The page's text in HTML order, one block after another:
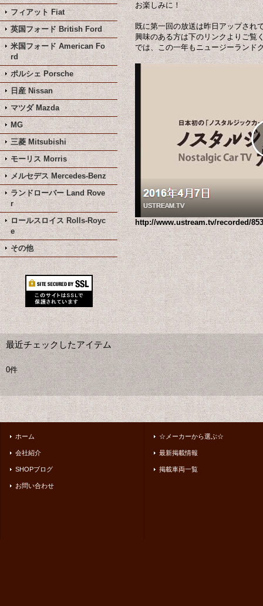
フィアット Fiat
英国フォード British Ford
米国フォード American Fo
rd
ポルシェ Porsche
日産 Nissan
マツダ Mazda
MG
三菱 Mitsubishi
モーリス Morris
メルセデス Mercedes-Benz
ランドローバー Land Rove
r
ロールスロイス Rolls-Royc
e
その他
お楽しみに！
既に第一回の放送は昨日アップされ
興味のある方は下のリンクよりご覧
では、この一年もニュージーランド
http://www.ustream.tv/recorded/
最近チェックしたアイテム
0件
ホーム
会社紹介
SHOPブログ
お問い合わせ
☆メーカーから選ぶ☆
最新掲載情報
掲載車両一覧